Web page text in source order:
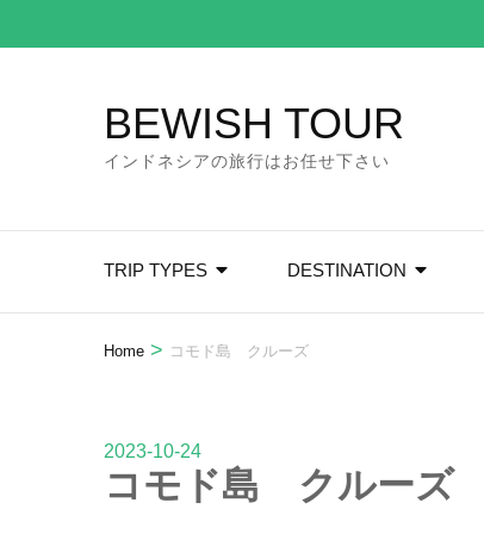
to
BEWISH TOUR
インドネシアの旅行はお任せ下さい
TRIP TYPES DESTINATION
Home > コモド島 クルーズ
2023-10-24
コモド島 クルーズ